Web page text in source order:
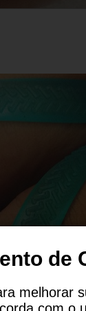
de
melhorar
com o